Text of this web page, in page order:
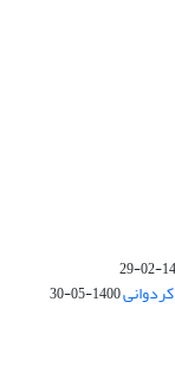
1400-05-30